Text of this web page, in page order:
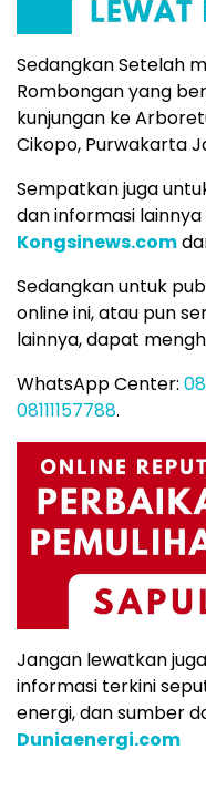
Sedangkan Setelah
Rombongan yang
kunjungan ke
Cikopo, Purwakarta
Sempatkan juga
dan informasi
Kongsinews.com
Sedangkan untuk
online ini, atau pun
lainnya, dapat
WhatsApp Center:
08111157788.
Jangan lewatkan
informasi terkini
energi, dan sumber
Duniaenergi.com